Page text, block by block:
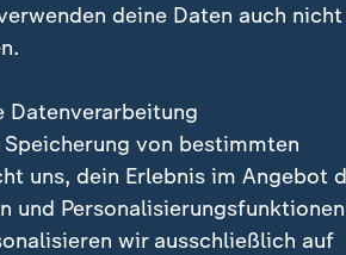
Kopfschütteln bei
sich auf ihrem privaten
Kürzel "ACAB" zu lesen war. Es
sind Bastarde). Dazu
Aufschrift "Eat the rich"
deine Daten auch nicht
von bestimmten
uns, dein Erlebnis im Angebot
und Personalisierungsfunktionen
wir ausschließlich auf